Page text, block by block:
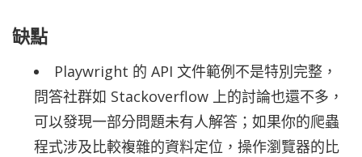
缺點
Playwright 的 API 文件範例不是特別完整，
問答社群如 Stackoverflow 上的討論也還不多，
可以發現一部分問題未有人解答；如果你的爬蟲
程式涉及比較複雜的資料定位，操作瀏覽器的比